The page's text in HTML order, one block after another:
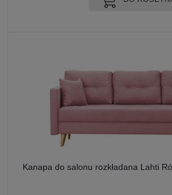
Kanapa do salonu rozkładana Lahti